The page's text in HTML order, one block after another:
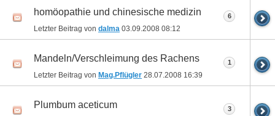
homöopathie und chinesische medizin
Letzter Beitrag von dalma 03.09.2008 08:12
6
Mandeln/Verschleimung des Rachens
Letzter Beitrag von Mag.Pflügler 28.07.2008 16:39
1
Plumbum aceticum 3